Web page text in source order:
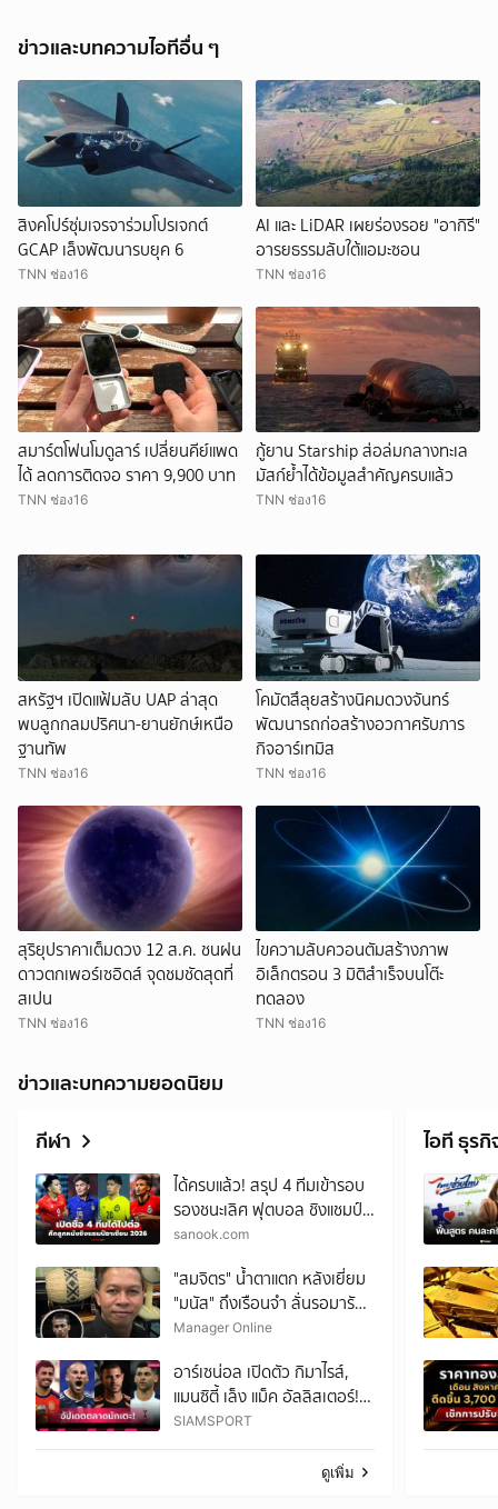
ข่าวและบทความไอทีอื่น ๆ
สิงคโปร์ซุ่มเจรจาร่วมโปรเจกต์
GCAP เล็งพัฒนารบยุค 6
TNN ช่อง16
AI และ LiDAR เผยร่องรอย "อากิรี"
อารยธรรมลับใต้แอมะซอน
TNN ช่อง16
สมาร์ตโฟนโมดูลาร์ เปลี่ยนคีย์แพด
ได้ ลดการติดจอ ราคา 9,900 บาท
TNN ช่อง16
กู้ยาน Starship ส่อล่มกลางทะเล
มัสก์ย้ำได้ข้อมูลสำคัญครบแล้ว
TNN ช่อง16
สหรัฐฯ เปิดแฟ้มลับ UAP ล่าสุด
พบลูกกลมปริศนา-ยานยักษ์เหนือ
ฐานทัพ
TNN ช่อง16
โคมัตสึลุยสร้างนิคมดวงจันทร์
พัฒนารถก่อสร้างอวกาศรับภาร
กิจอาร์เทมิส
TNN ช่อง16
สุริยุปราคาเต็มดวง 12 ส.ค. ชนฝน
ดาวตกเพอร์เซอิดส์ จุดชมชัดสุดที่
สเปน
TNN ช่อง16
ไขความลับควอนตัมสร้างภาพ
อิเล็กตรอน 3 มิติสำเร็จบนโต๊ะ
ทดลอง
TNN ช่อง16
ข่าวและบทความยอดนิยม
กีฬา
ได้ครบแล้ว! สรุป 4 ทีมเข้ารอบ
รองชนะเลิศ ฟุตบอล ชิงแชมป์
อาเซียน 2026
sanook.com
"สมจิตร" น้ำตาแตก หลังเยี่ยม
"มนัส" ถึงเรือนจำ ลั่นรอมารับ
กลับบ้าน พร้อมพาเริ่มชีวิตใหม่
Manager Online
อาร์เซน่อล เปิดตัว กิมาไรส์,
แมนซิตี้ เล็ง แม็ค อัลลิสเตอร์!
อัปเดตตลาดนักเตะ 9 ส.ค.
SIAMSPORT
ดูเพิ่ม
ไอที ธุรกิ